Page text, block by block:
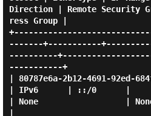
Direction | Remote Security
ress Group |
-------+-----------
----------
-----------+
| 80787e6a-2b12-4691-92ed-
| IPv6      | ::/0      |
| None                  |